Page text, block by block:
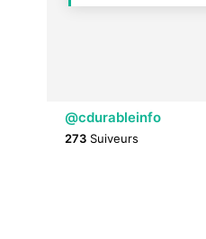
@cdurableinfo
273 Suiveurs